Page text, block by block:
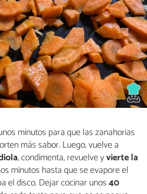
minutos para que las zanahorias
más sabor. Luego, vuelve a
, condimenta, revuelve yvierte la
minutos hasta que se evapore el
el disco. Dejar cocinar unos40